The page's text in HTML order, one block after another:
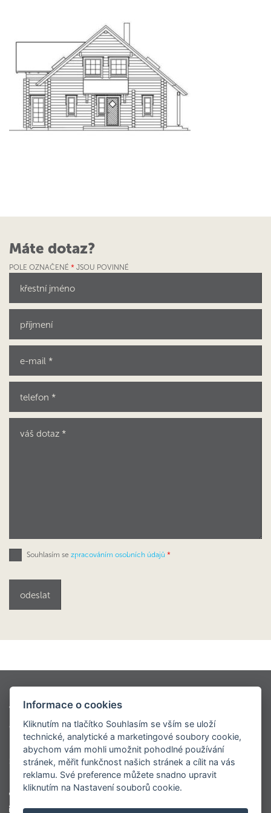
Máte dotaz?
POLE OZNAČENÉ * JSOU POVINNÉ
Souhlasím se zpracováním osobních údajů *
Kontio styly
Virtuální prohlídky
Modely dřevostaveb KONTIO
Ceník
O nás Napsali o nás
Realizace
Roubenky
Sruby
Velké luxusní srubové domy
Srubové chaty
Virtuální prohlídka centrály
marketing@kontio.cz
Informace o cookies
Kliknutím na tlačítko Souhlasím se vším se uloží
technické, analytické a marketingové soubory cookie,
abychom vám mohli umožnit pohodlné používání
stránek, měřit funkčnost našich stránek a cílit na vás
reklamu. Své preference můžete snadno upravit
kliknutím na Nastavení souborů cookie.